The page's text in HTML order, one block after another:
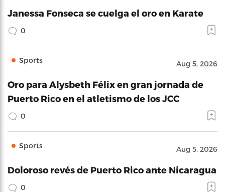
Janessa Fonseca se cuelga el oro en Karate
0
Sports Aug 5, 2026
Oro para Alysbeth Félix en gran jornada de
Puerto Rico en el atletismo de los JCC
0
Sports Aug 5, 2026
Doloroso revés de Puerto Rico ante Nicaragua
0